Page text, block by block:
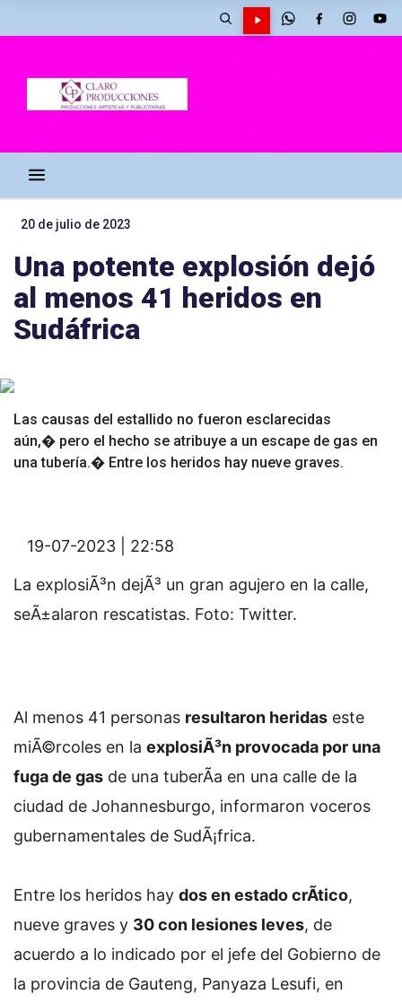
20 de julio de 2023
Una potente explosión dejó
al menos 41 heridos en
Sudáfrica
Las causas del estallido no fueron esclarecidas
aún,� pero el hecho se atribuye a un escape de gas en
una tubería.� Entre los heridos hay nueve graves.
19-07-2023 | 22:58
La explosiÃ³n dejÃ³ un gran agujero en la calle,
seÃ±alaron rescatistas. Foto: Twitter.
Al menos 41 personas resultaron heridas este
miÃ©rcoles en la explosiÃ³n provocada por una
fuga de gas de una tuberÃ­a en una calle de la
ciudad de Johannesburgo, informaron voceros
gubernamentales de SudÃ¡frica.
Entre los heridos hay dos en estado crÃ­tico,
nueve graves y 30 con lesiones leves, de
acuerdo a lo indicado por el jefe del Gobierno de
la provincia de Gauteng, Panyaza Lesufi, en